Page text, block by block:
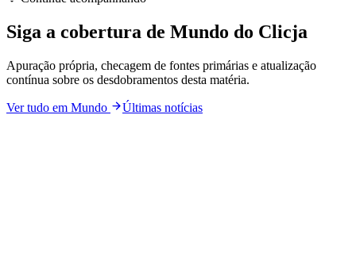
Siga a cobertura de Mundo do Clicja
Apuração própria, checagem de fontes primárias e atualização
contínua sobre os desdobramentos desta matéria.
Ver tudo em Mundo Últimas notícias